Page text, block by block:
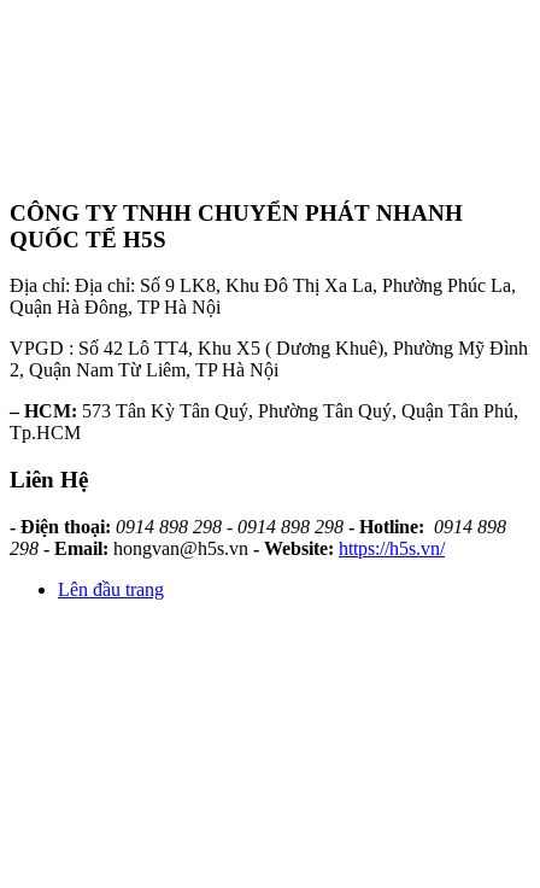
CÔNG TY TNHH CHUYỂN PHÁT NHANH
QUỐC TẾ H5S
Địa chỉ: Địa chỉ: Số 9 LK8, Khu Đô Thị Xa La, Phường Phúc La,
Quận Hà Đông, TP Hà Nội
VPGD : Số 42 Lô TT4, Khu X5 ( Dương Khuê), Phường Mỹ Đình
2, Quận Nam Từ Liêm, TP Hà Nội
– HCM: 573 Tân Kỳ Tân Quý, Phường Tân Quý, Quận Tân Phú,
Tp.HCM
Liên Hệ
- Điện thoại: 0914 898 298 - 0914 898 298 - Hotline: 0914 898
298 - Email: hongvan@h5s.vn - Website: https://h5s.vn/
Lên đầu trang